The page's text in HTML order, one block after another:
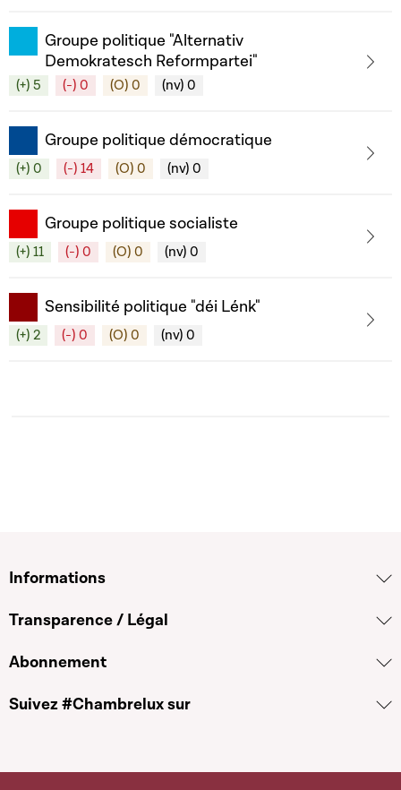
Groupe politique "Alternativ
Demokratesch Reformpartei"
(+) 5 (-) 0 (O) 0 (nv) 0
Groupe politique démocratique
(+) 0 (-) 14 (O) 0 (nv) 0
Groupe politique socialiste
(+) 11 (-) 0 (O) 0 (nv) 0
Sensibilité politique "déi Lénk"
(+) 2 (-) 0 (O) 0 (nv) 0
Informations
Transparence / Légal
Abonnement
Suivez #Chambrelux sur